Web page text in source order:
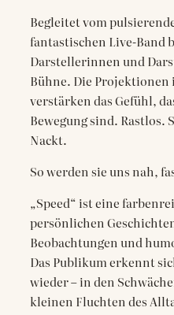
Begleitet vom
fantastischen Live-Band
Darstellerinnen und
Bühne. Die
verstärken das Gefühl,
Bewegung sind. Rastlos.
Nackt.
So werden sie uns nah,
„Speed“ ist eine
persönlichen
Beobachtungen und
Das Publikum erkennt
wieder – in den
kleinen Fluchten des